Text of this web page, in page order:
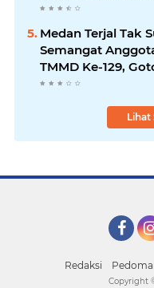
Medan Terjal Tak
Semangat
TMMD Ke-129,
Wujudkan
Lihat
Redaksi
Copyright